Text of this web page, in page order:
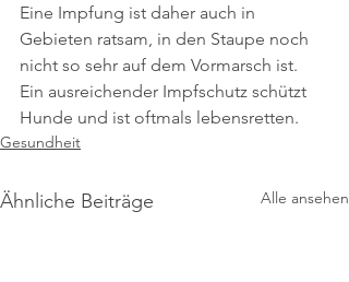
Eine Impfung ist daher auch in
Gebieten ratsam, in den Staupe noch
nicht so sehr auf dem Vormarsch ist.
Ein ausreichender Impfschutz schützt
Hunde und ist oftmals lebensretten.
Gesundheit
Ähnliche Beiträge Alle ansehen